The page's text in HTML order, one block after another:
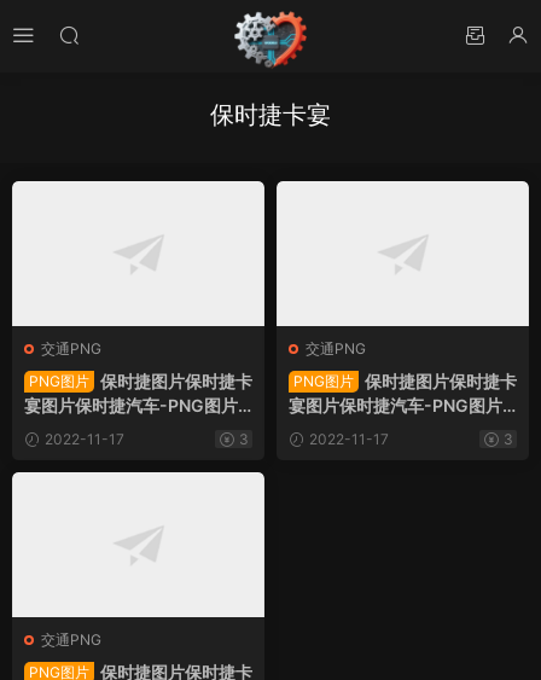
保时捷卡宴
交通PNG
PNG图片 保时捷图片保时捷卡
宴图片保时捷汽车-PNG图片1
0613下载
2022-11-17 3
交通PNG
PNG图片 保时捷图片保时捷卡
宴图片保时捷汽车-PNG图片1
0611下载
2022-11-17 3
交通PNG
PNG图片 保时捷图片保时捷卡